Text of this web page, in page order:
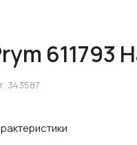
611793
343587